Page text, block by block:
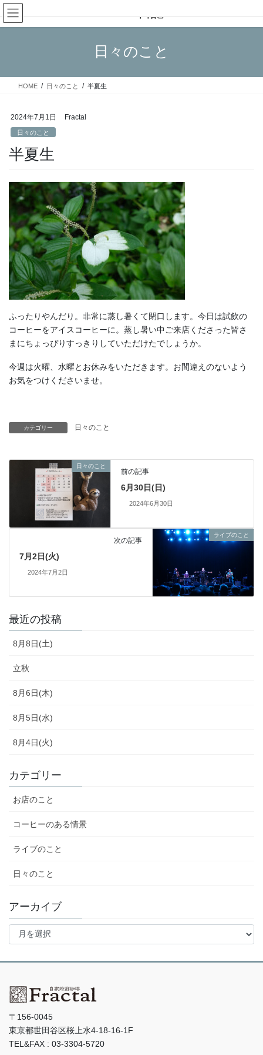
コ
ン
テ
ス
ナ
ビ
ゲ
ン
Fractal日記
日々のこと
HOME 日々のこと 半夏生
2024年7月1日 Fractal
日々のこと
半夏生
ふったりやんだり。非常に蒸し暑くて閉口します。今日は試飲の
コーヒーをアイスコーヒーに。蒸し暑い中ご来店くださった皆さ
まにちょっぴりすっきりしていただけたでしょうか。
今週は火曜、水曜とお休みをいただきます。お間違えのないよう
お気をつけくださいませ。
カテゴリー 日々のこと
日々のこと
前の記事
6月30日(日)
2024年6月30日
ライブのこと
次の記事
7月2日(火)
2024年7月2日
最近の投稿
8月8日(土)
立秋
8月6日(木)
8月5日(水)
8月4日(火)
カテゴリー
お店のこと
コーヒーのある情景
ライブのこと
日々のこと
アーカイブ
ア
イ
〒156-0045
東京都世田谷区桜上水4-18-16-1F
TEL&FAX : 03-3304-5720